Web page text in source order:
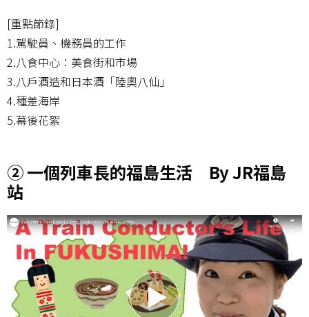
[重點節錄]
1.駕駛員、機務員的工作
2.八食中心：美食街和市場
3.八戶酒造和日本酒「陸奧八仙」
4.種差海岸
5.幕後花絮
② 一個列車長的福島生活 By JR福島
站